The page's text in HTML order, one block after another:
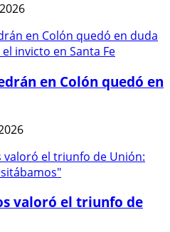
en Colón quedó en
valoró el triunfo de